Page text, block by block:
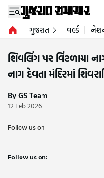
ગુજરાત વર્લ્ડ
શિવલિંગ પર વિંટળાયા
નાગ દેવતા મંદિરમાં
By GS Team
12 Feb 2026
Follow us on
Follow us on: